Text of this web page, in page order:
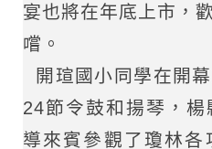
宴也將在年底上市，
嚐。
開瑄國小同學在開
24節令鼓和揚琴，楊
導來賓參觀了瓊林各